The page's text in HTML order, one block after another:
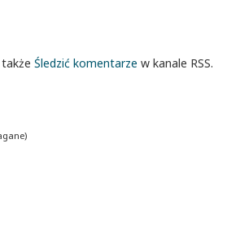
Śledzić komentarze w kanale RSS.